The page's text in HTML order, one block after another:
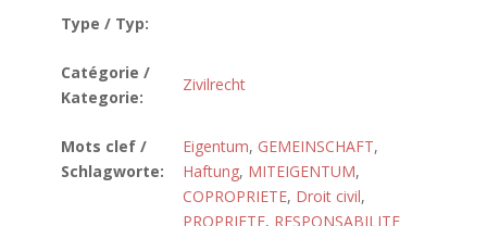
Type / Typ:
Catégorie /
Kategorie:
Zivilrecht
Mots clef /
Schlagworte:
Eigentum, GEMEINSCHAFT,
Haftung, MITEIGENTUM,
COPROPRIETE, Droit civil,
PROPRIETE, RESPONSABILITE